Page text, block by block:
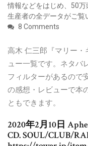
情報などをはじめ、50万
生産者の全データがご覧
8 Comments
高木 仁三郎『マリー
ュー一覧です。ネタバ
フィルターがあるので
の感想・レビューで本
ともできます。
2020年2月10日
CD. SOUL/CLUB/